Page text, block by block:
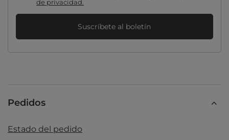
de privacidad.
Suscríbete al boletín
Pedidos
Estado del pedido